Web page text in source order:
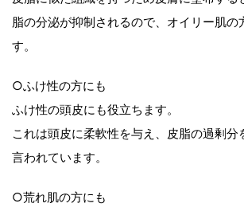
脂の分泌が抑制されるので、オイリー肌の
す。
○ふけ性の方にも
ふけ性の頭皮にも役立ちます。
これは頭皮に柔軟性を与え、皮脂の過剰分
言われています。
○荒れ肌の方にも